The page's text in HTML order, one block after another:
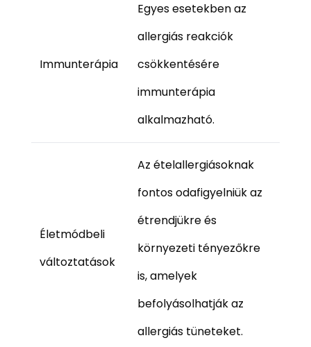
Immunterápia
Egyes esetekben az
allergiás reakciók
csökkentésére
immunterápia
alkalmazható.
Életmódbeli
változtatások
Az ételallergiásoknak
fontos odafigyelniük az
étrendjükre és
környezeti tényezőkre
is, amelyek
befolyásolhatják az
allergiás tüneteket.